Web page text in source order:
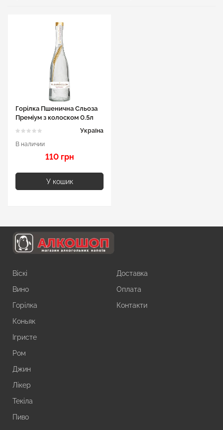
Горілка Пшенична Сльоза
Преміум з колоском 0.5л
Україна
В наличии
110 грн
У кошик
Віскі
Вино
Горілка
Коньяк
Ігристе
Ром
Джин
Лікер
Текіла
Пиво
Доставка
Оплата
Контакти